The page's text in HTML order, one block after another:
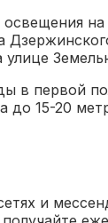
освещения на
в первой
до 15-20
и